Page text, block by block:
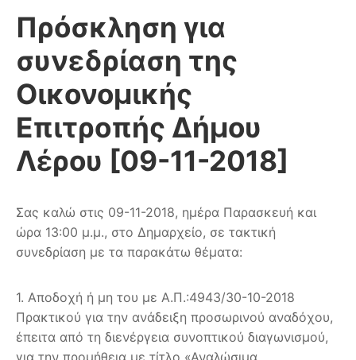
Πρόσκληση για
συνεδρίαση της
Οικονομικής
Επιτροπής Δήμου
Λέρου [09-11-2018]
Σας καλώ στις 09-11-2018, ημέρα Παρασκευή και
ώρα 13:00 μ.μ., στο Δημαρχείο, σε τακτική
συνεδρίαση με τα παρακάτω θέματα:
1. Αποδοχή ή μη του με Α.Π.:4943/30-10-2018
Πρακτικού για την ανάδειξη προσωρινού αναδόχου,
έπειτα από τη διενέργεια συνοπτικού διαγωνισμού,
για την προμήθεια με τίτλο «Αναλώσιμα